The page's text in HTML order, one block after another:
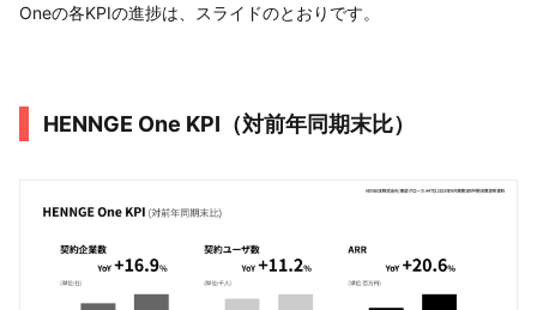
Oneの各KPIの進捗は、スライドのとおりです。
HENNGE One KPI（対前年同期末比）